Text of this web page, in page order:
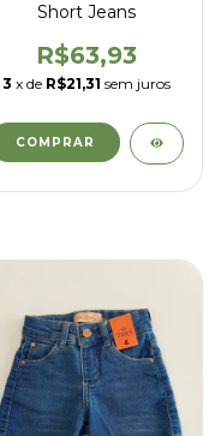
Short Jeans
R$63,93
3 x de R$21,31 sem juros
COMPRAR